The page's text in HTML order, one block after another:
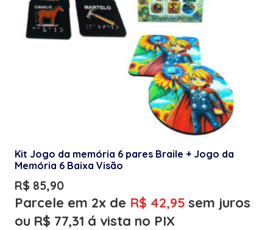
Kit Jogo da memória 6 pares Braile + Jogo da
Memória 6 Baixa Visão
R$ 85,90
Parcele em 2x de R$ 42,95 sem juros
ou R$ 77,31 á vista no PIX